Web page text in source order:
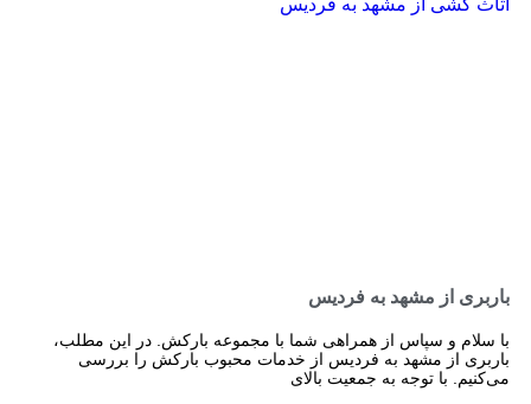
باربری از مشهد به فردیس
با سلام و سپاس از همراهی شما با مجموعه بارکش. در این مطلب،
باربری از مشهد به فردیس از خدمات محبوب بارکش را بررسی
می‌کنیم. با توجه به جمعیت بالای